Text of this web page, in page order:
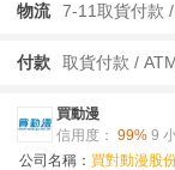
物流
付款 取貨付款 /
買動漫
信用度： 99% 9
公司名稱： 買對動漫股